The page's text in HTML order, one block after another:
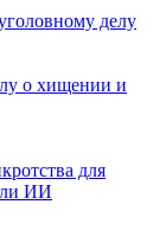
делу
о хищении и
для
ИИ